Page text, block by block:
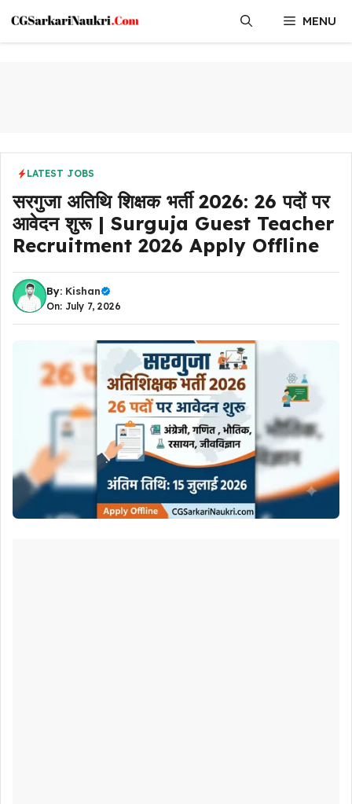
content
MENU
LATEST JOBS
सरगुजा अतिथि शिक्षक भर्ती 2026: 26 पदों पर
आवेदन शुरू | Surguja Guest Teacher
Recruitment 2026 Apply Offline
By: Kishan
On: July 7, 2026